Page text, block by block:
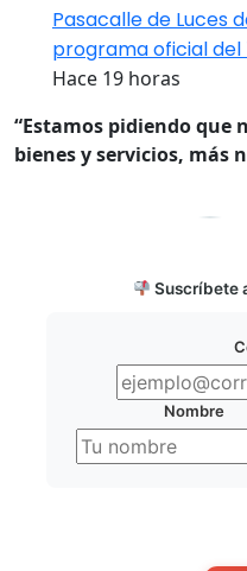
Pasacalle de Luces
programa oficial del
Hace 19 horas
“Estamos pidiendo que
bienes y servicios, más
Suscríbete
Nombre